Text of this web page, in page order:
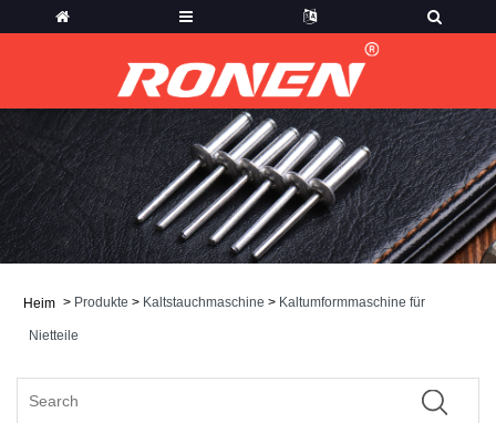
Heim > Produkte > Kaltstauchmaschine > Kaltumformmaschine für
Nietteile